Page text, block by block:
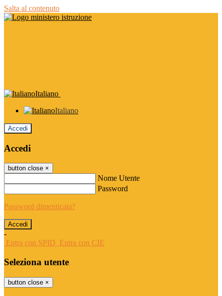
Salta al contenuto
Italiano
Italiano
Accedi
Accedi
button close ×
Nome Utente
Password
Password dimenticata?
-
Entra con SPID Entra con CIE
Seleziona utente
button close ×